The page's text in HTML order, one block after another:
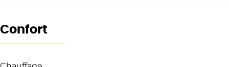
Confort